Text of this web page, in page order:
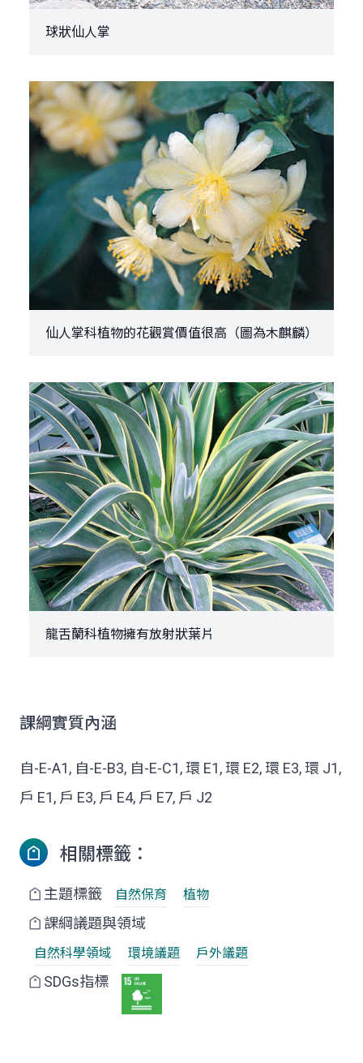
球狀仙人掌
仙人掌科植物的花觀賞價值很高（圖為木麒麟）
龍舌蘭科植物擁有放射狀葉片
課綱實質內涵
自-E-A1, 自-E-B3, 自-E-C1, 環 E1, 環 E2, 環 E3, 環 J1,
戶 E1, 戶 E3, 戶 E4, 戶 E7, 戶 J2
相關標籤：
主題標籤 自然保育 植物
課綱議題與領域
自然科學領域 環境議題 戶外議題
SDGs指標